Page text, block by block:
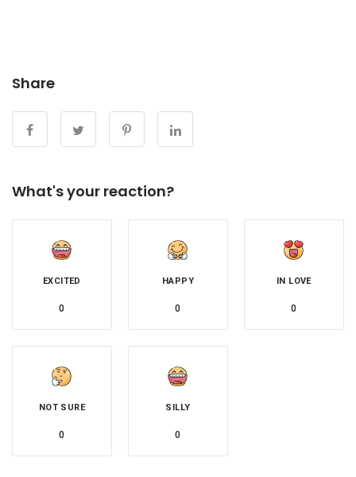
Share
What's your reaction?
EXCITED
0
HAPPY
0
IN LOVE
0
NOT SURE
0
SILLY
0